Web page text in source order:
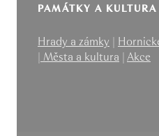
PAMÁTKY A KULTURA
Hrady a zámky
Města a kultura Akce